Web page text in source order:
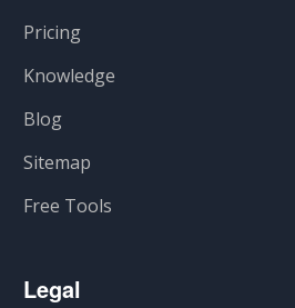
Pricing
Knowledge
Blog
Sitemap
Free Tools
Legal